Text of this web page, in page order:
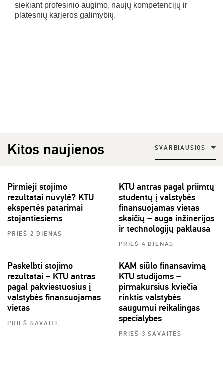
siekiant profesinio augimo, naujų kompetencijų ir
platesnių karjeros galimybių.
Kitos naujienos SVARBIAUSIOS
Pirmieji stojimo
rezultatai nuvylė? KTU
ekspertės patarimai
stojantiesiems
PRIEŠ 2 DIENAS
KTU antras pagal priimtų
studentų į valstybės
finansuojamas vietas
skaičių – auga inžinerijos
ir technologijų paklausa
PRIEŠ 4 DIENAS
Paskelbti stojimo
rezultatai – KTU antras
pagal pakviestuosius į
valstybės finansuojamas
vietas
PRIEŠ SAVAITĘ
KAM siūlo finansavimą
KTU studijoms –
pirmakursius kviečia
rinktis valstybės
saugumui reikalingas
specialybes
PRIEŠ 3 SAVAITES